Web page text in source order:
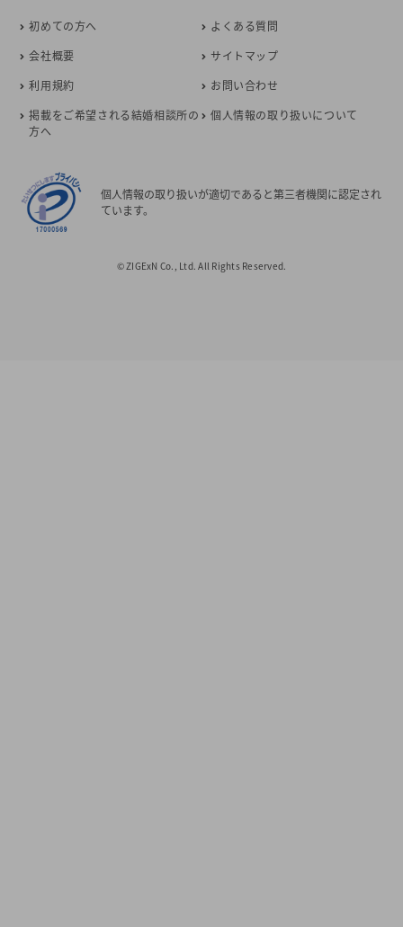
初めての方へ
よくある質問
会社概要
サイトマップ
利用規約
お問い合わせ
掲載をご希望される結婚相談所の
方へ
個人情報の取り扱いについて
個人情報の取り扱いが適切であると第三者機関に認定され
ています。
© ZIGExN Co., Ltd. All Rights Reserved.